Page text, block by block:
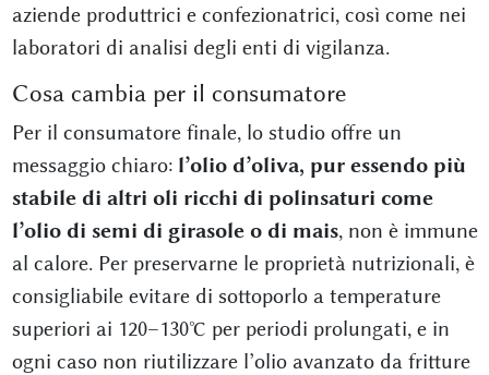
aziende produttrici e confezionatrici, così come nei
laboratori di analisi degli enti di vigilanza.
Cosa cambia per il consumatore
Per il consumatore finale, lo studio offre un
messaggio chiaro: l’olio d’oliva, pur essendo più
stabile di altri oli ricchi di polinsaturi come
l’olio di semi di girasole o di mais, non è immune
al calore. Per preservarne le proprietà nutrizionali, è
consigliabile evitare di sottoporlo a temperature
superiori ai 120–130°C per periodi prolungati, e in
ogni caso non riutilizzare l’olio avanzato da fritture